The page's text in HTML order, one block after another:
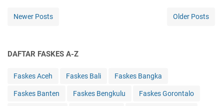
Newer Posts Older Posts
DAFTAR FASKES A-Z
Faskes Aceh Faskes Bali Faskes Bangka
Faskes Banten Faskes Bengkulu Faskes Gorontalo